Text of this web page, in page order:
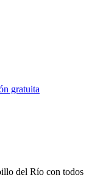
gratuita
del Río con todos